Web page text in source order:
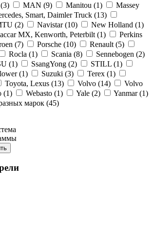
3) MAN (9) Manitou (1)
Massey
Smart, Daimler Truck (13)
(2) Navistar (10) New Holland (1)
MX, Kenworth, Peterbilt (1)
Perkins
(7) Porsche (10) Renault (5)
Rocla (1) Scania (8) Sennebogen (2)
(1) SsangYong (2) STILL (1)
(1) Suzuki (3) Terex (1)
Toyota, Lexus (13) Volvo (14)
Volvo
(1) Webasto (1) Yale (2) Yanmar (1)
марок (45)